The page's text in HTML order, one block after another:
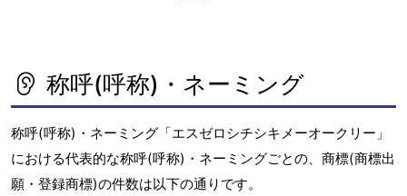
称呼(呼称)・ネーミング
称呼(呼称)・ネーミング「エスゼロシチシキメーオークリー」
における代表的な称呼(呼称)・ネーミングごとの、商標(商標出
願・登録商標)の件数は以下の通りです。